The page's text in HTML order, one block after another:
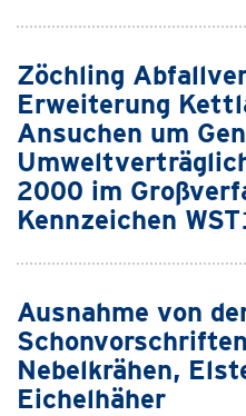
Zöchling
Erweiterung
Ansuchen um
2000 im
Kennzeichen
Ausnahme von
Nebelkrähen,
Eichelhäher